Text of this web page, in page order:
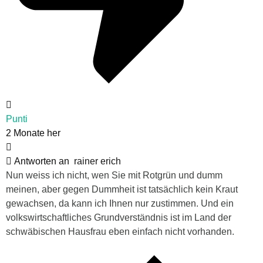
Punti
2 Monate her
Antworten an rainer erich
Nun weiss ich nicht, wen Sie mit Rotgrün und dumm
meinen, aber gegen Dummheit ist tatsächlich kein Kraut
gewachsen, da kann ich Ihnen nur zustimmen. Und ein
volkswirtschaftliches Grundverständnis ist im Land der
schwäbischen Hausfrau eben einfach nicht vorhanden.